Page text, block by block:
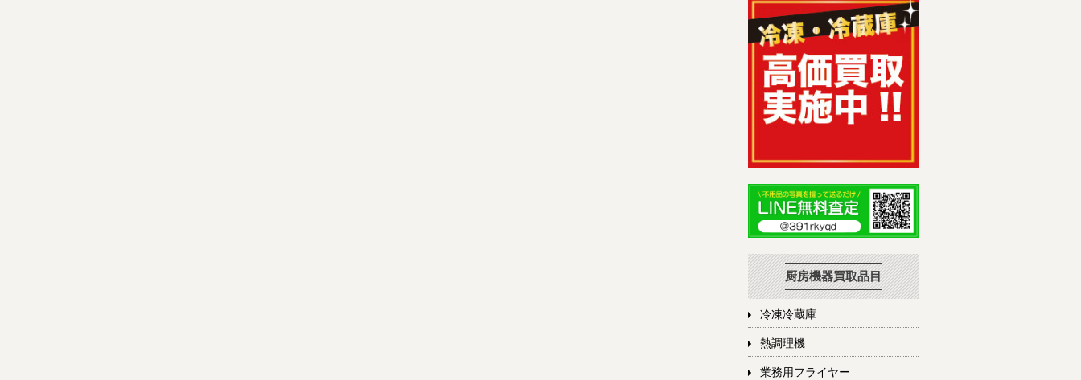
厨房機器買取品目
冷凍冷蔵庫
熱調理機
業務用フライヤー